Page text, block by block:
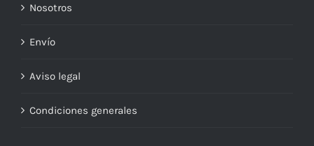
Nosotros
Envío
Aviso legal
Condiciones generales